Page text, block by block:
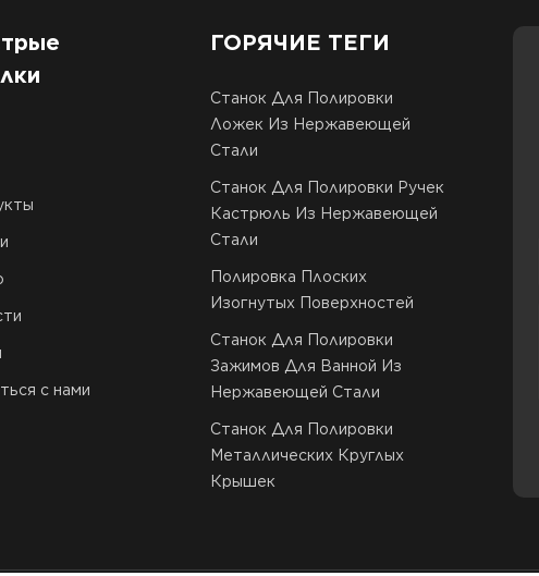
с нами
ГОРЯЧИЕ ТЕГИ
Станок Для Полировки
Ложек Из Нержавеющей
Стали
Станок Для Полировки Ручек
Кастрюль Из Нержавеющей
Стали
Полировка Плоских
Изогнутых Поверхностей
Станок Для Полировки
Зажимов Для Ванной Из
Нержавеющей Стали
Станок Для Полировки
Металлических Круглых
Крышек